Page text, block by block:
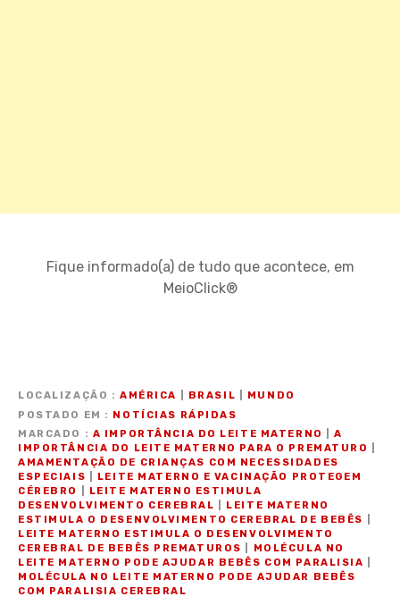
Fique informado(a) de tudo que acontece, em
MeioClick®
LOCALIZAÇÃO AMÉRICA BRASIL
MUNDO
POSTADO EM
NOTÍCIAS RÁPIDAS
MARCADO
A IMPORTÂNCIA DO LEITE MATERNO |A
IMPORTÂNCIA DO LEITE MATERNO PARA O PREMATURO
AMAMENTAÇÃO DE CRIANÇAS COM NECESSIDADES
ESPECIAIS
LEITE MATERNO E VACINAÇÃO PROTEGEM
CÉREBRO
LEITE MATERNO ESTIMULA
DESENVOLVIMENTO CEREBRAL
LEITE MATERNO
ESTIMULA O DESENVOLVIMENTO CEREBRAL DE BEBÊS
LEITE MATERNO ESTIMULA O DESENVOLVIMENTO
CEREBRAL DE BEBÊS PREMATUROS
MOLÉCULA NO
LEITE MATERNO PODE AJUDAR BEBÊS COM PARALISIA
MOLÉCULA NO LEITE MATERNO PODE AJUDAR BEBÊS
COM PARALISIA CEREBRAL